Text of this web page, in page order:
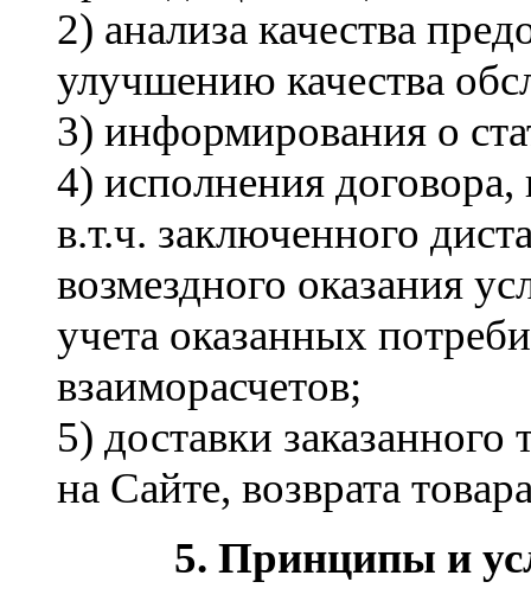
2) анализа качества
улучшению качества
3) информирования о
4) исполнения
в.т.ч. заключенного
возмездного оказания
учета оказанных
взаиморасчетов;
5) доставки
на Сайте, возврата
5. Принципы и